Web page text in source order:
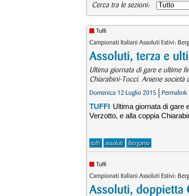
Cerca tra le sezioni:
Tuffi
Campionati Italiani Assoluti Estivi:
Assoluti, terza e
Ultima giornata di gare e ultime
Chiarabini-Tocci. Aniene società
Domenica 12 Luglio 2015 Permalink
TUFFI Ultima giornata di gare
Verzotto, e alla coppia
tuffi assoluti Bergamo
Tuffi
Campionati Italiani Assoluti Estivi:
Assoluti, doppietta